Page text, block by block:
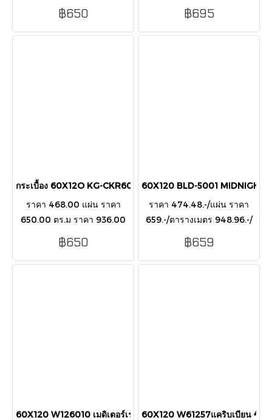
กล่อง ขนาด 60x120cm บรรจุ
แผ่น กล่อง ตร.ม พอร์ซเลน
PORCELAIN ผิวเงา GLOSSY
฿650
พอร์ซเลน 60x120 ซม ลายหิน
อ่อนเส้นทอง High Gloss
หรูหราพรีเมียม ราคา 695
฿695
กระเบื้อง 60X12O KG-CKR6012008 CIRRUS BLUE POL
ราคา 468.00 แผ่น ราคา
650.00 ตร.ม ราคา 936.00
กล่อง ขนาด 60X120CM 1
กล่อง 2 แผ่น ปูได้ 1.44 ตร.ม
ประเภท: กระเบื้องพอร์ซเลน
฿650
60X120 BLD-5001 MIDNIGHT
ราคา 474.48.-/แผ่น ราคา
659.-/ตารางเมตร 948.96.-/
กล่อง ขนาด 60X120CM
บรรจุ 2 แผ่น/กล่อง ปูได้ 1.44
ตารางเมตร
฿659
60X120 W126010 เมดิเตอร์เรเนียน H.G.60X120 W61257แคริบเบียน ซีเปี